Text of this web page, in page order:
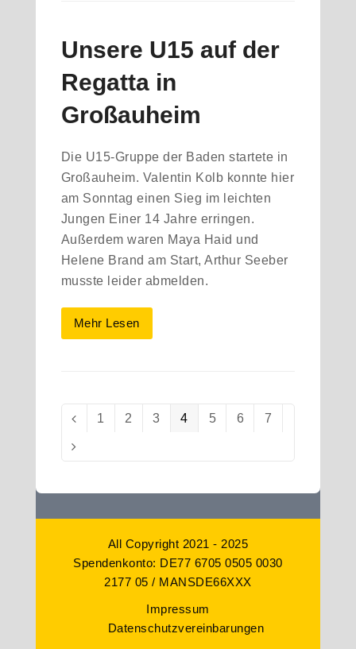
Unsere U15 auf der
Regatta in
Großauheim
Die U15-Gruppe der Baden startete in
Großauheim. Valentin Kolb konnte hier
am Sonntag einen Sieg im leichten
Jungen Einer 14 Jahre erringen.
Außerdem waren Maya Haid und
Helene Brand am Start, Arthur Seeber
musste leider abmelden.
Mehr Lesen
Vorheriger
Seite
1 Seite
2 Seite
3 Seite
4 Seite
5 Seite
6 Seite
7
All Copyright 2021 - 2025
Spendenkonto: DE77 6705 0505 0030
2177 05 / MANSDE66XXX
Impressum
Datenschutzvereinbarungen